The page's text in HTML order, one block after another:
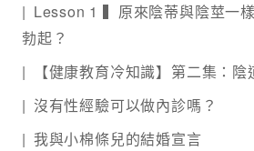
Lesson 1 ▍原來陰蒂與陰莖一
勃起？
【健康教育冷知識】第二集：
沒有性經驗可以做內診嗎？
我與小棉條兒的結婚宣言